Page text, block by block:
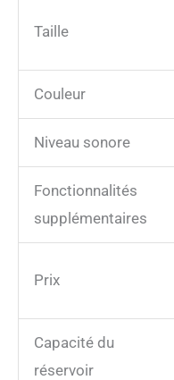
Taille
Couleur
Niveau sonore
Fonctionnalités
supplémentaires
Prix
Capacité du
réservoir